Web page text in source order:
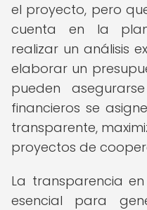
el proyecto, pero
cuenta en la
realizar un análisis
elaborar un
pueden
financieros se
transparente,
proyectos de
La transparencia
esencial para